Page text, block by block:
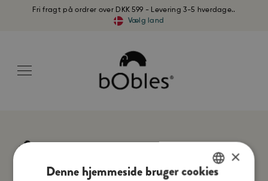
Fri fragt på ordrer over DKK 599 - Levering 3-5 hverdage..
Vælg land
×
Denne hjemmeside bruger cookies